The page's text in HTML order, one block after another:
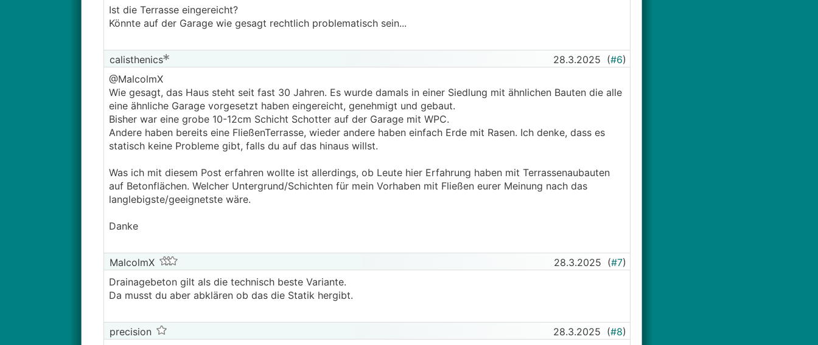
Ist die Terrasse eingereicht?
Könnte auf der Garage wie gesagt rechtlich problematisch sein...
calisthenics 28.3.2025 (#6)
@­MalcolmX
Wie gesagt, das Haus steht seit fast 30 Jahren. Es wurde damals in einer Siedlung mit ähnlichen Bauten die alle
eine ähnliche Garage vorgesetzt haben eingereicht, genehmigt und gebaut.
Bisher war eine grobe 10-12cm Schicht Schotter auf der Garage mit WPC.
Andere haben bereits eine FließenTerrasse, wieder andere haben einfach Erde mit Rasen. Ich denke, dass es
statisch keine Probleme gibt, falls du auf das hinaus willst.
Was ich mit diesem Post erfahren wollte ist allerdings, ob Leute hier Erfahrung haben mit Terrassenaubauten
auf Betonflächen. Welcher Untergrund/Schichten für mein Vorhaben mit Fließen eurer Meinung nach das
langlebigste/geeignetste wäre.
Danke
MalcolmX 28.3.2025 (#7)
Drainagebeton gilt als die technisch beste Variante.
Da musst du aber abklären ob das die Statik hergibt.
precision 28.3.2025 (#8)